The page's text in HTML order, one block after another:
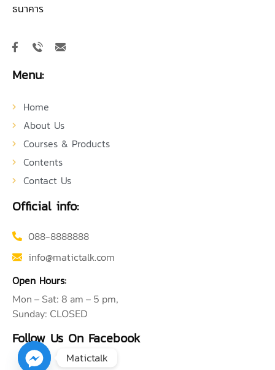
ธนาคาร
Menu:
Home
About Us
Courses & Products
Contents
Contact Us
Official info:
088-8888888
info@matictalk.com
Open Hours:
Mon – Sat: 8 am – 5 pm,
Sunday: CLOSED
Follow Us On Facebook
Matictalk